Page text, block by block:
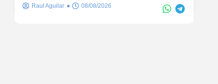
Raul Aguilar 08/08/2026